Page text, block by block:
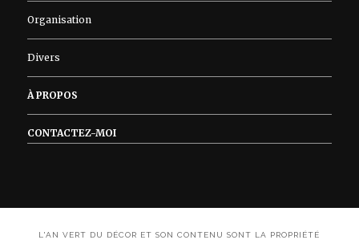
Organisation
Divers
À PROPOS
CONTACTEZ-MOI
L'AN VERT DU DÉCOR ET SON CONTENU SONT LA PROPRIÉTÉ